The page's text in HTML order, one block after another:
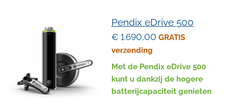
Pendix eDrive 500
€ 1.690,00 GRATIS
verzending
Met de Pendix eDrive 500
kunt u dankzij de hogere
batterijcapaciteit genieten